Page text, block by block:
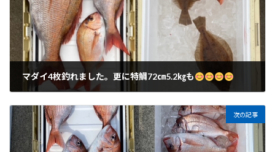
マダイ4枚釣れました。更に特鯛72㎝5.2㎏も
次の記事